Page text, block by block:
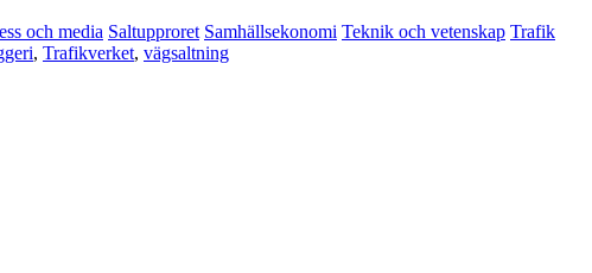
och media Saltupproret Samhällsekonomi Teknik och vetenskap Trafik
, Trafikverket, vägsaltning